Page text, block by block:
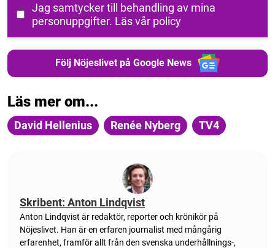
Jag samtycker till behandling av mina
personuppgifter. Läs vår policy
Följ Nöjeslivet på Google News
Läs mer om...
David Hellenius Renée Nyberg TV4
Skribent: Anton Lindqvist
Anton Lindqvist är redaktör, reporter och krönikör på
Nöjeslivet. Han är en erfaren journalist med mångårig
erfarenhet, framför allt från den svenska underhållnings-,